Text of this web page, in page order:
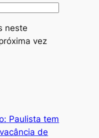
neste
vez
Paulista tem
de